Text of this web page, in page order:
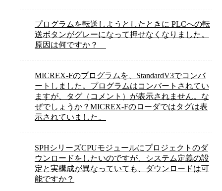
プログラムを転送しようとしたときに PLCへの転
送ボタンがグレーになって押せなくなりました。
原因は何ですか？
MICREX-Fのプログラムを、StandardV3でコンバ
ートしました。プログラムはコンバートされてい
ますが、タグ（コメント）が表示されません。な
ぜでしょうか？MICREX-Fのローダではタグは表
示されていました。
SPHシリーズCPUモジュールにプロジェクトのダ
ウンロードをしたいのですが、システム定義の設
定と実構成が異なっていても、ダウンロードは可
能ですか？